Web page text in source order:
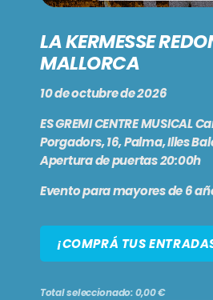
En vivo
UN CUENTO ARGENTO
SE VIENE . . .
LA KERMESSE
MALLORCA
10 de octubre de 2026
ES GREMI CENTRE MUSICAL
Porgadors, 16, Palma, Illes
Apertura de puertas 20:00h
Evento para mayores de 6
¡COMPRÁ TUS
Total seleccionado: 0,00 €